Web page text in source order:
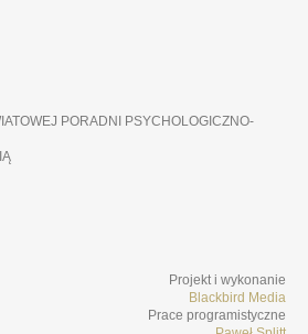
PORADNI PSYCHOLOGICZNO-
Projekt i wykonanie
Blackbird Media
Prace programistyczne